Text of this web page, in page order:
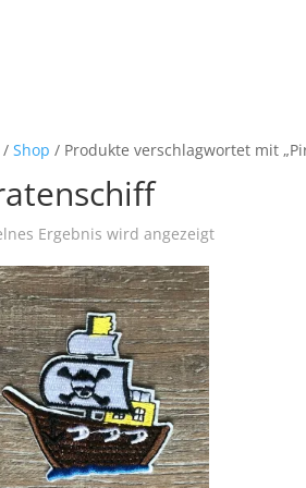
/Shop / Produkte verschlagwortet mit
Ergebnis wird angezeigt